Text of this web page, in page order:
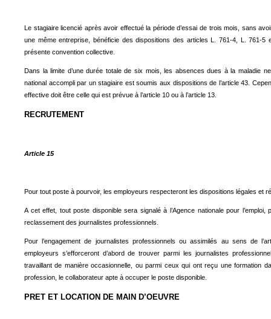
Le stagiaire licencié après avoir effectué la période d’essai de trois mois, sans
une même entreprise, bénéficie des dispositions des articles L. 761-4, L. 761-
présente convention collective.
Dans la limite d’une durée totale de six mois, les absences dues à la maladie
national accompli par un stagiaire est soumis aux dispositions de l’article 43.
effective doit être celle qui est prévue à l’article 10 ou à l’article 13.
RECRUTEMENT
Article 15
Pour tout poste à pourvoir, les employeurs respecteront les dispositions légales et
A cet effet, tout poste disponible sera signalé à l’Agence nationale pour l’emploi,
reclassement des journalistes professionnels.
Pour l’engagement de journalistes professionnels ou assimilés au sens de
employeurs s’efforceront d’abord de trouver parmi les journalistes
travaillant de manière occasionnelle, ou parmi ceux qui ont reçu une formation
profession, le collaborateur apte à occuper le poste disponible.
PRET ET LOCATION DE MAIN D’OEUVRE